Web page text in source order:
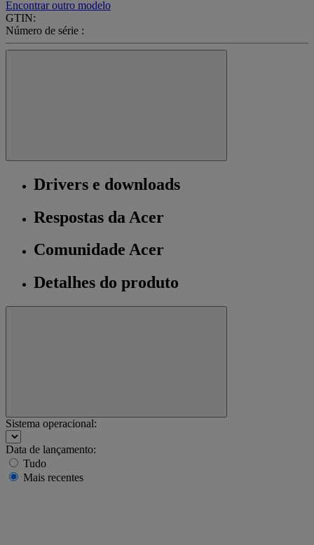
Encontrar outro modelo
GTIN:
Número de série :
Drivers e downloads
Respostas da Acer
Comunidade Acer
Detalhes do produto
Sistema operacional:
Data de lançamento:
Tudo
Mais recentes